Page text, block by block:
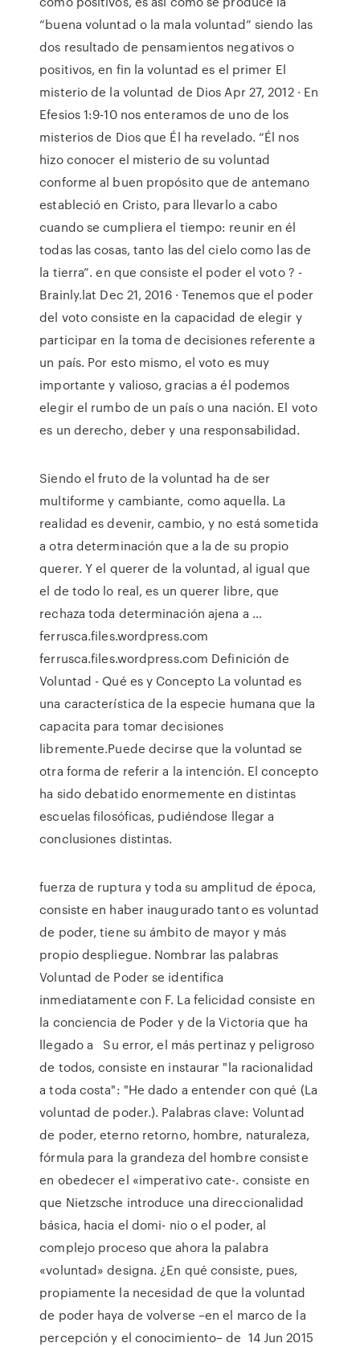
“buena voluntad o la mala voluntad” siendo las
dos resultado de pensamientos negativos o
positivos, en fin la voluntad es el primer El
misterio de la voluntad de Dios Apr 27, 2012 · En
Efesios 1:9-10 nos enteramos de uno de los
misterios de Dios que Él ha revelado. “Él nos
hizo conocer el misterio de su voluntad
conforme al buen propósito que de antemano
estableció en Cristo, para llevarlo a cabo
cuando se cumpliera el tiempo: reunir en él
todas las cosas, tanto las del cielo como las de
la tierra”. en que consiste el poder el voto ? -
Brainly.lat Dec 21, 2016 · Tenemos que el poder
del voto consiste en la capacidad de elegir y
participar en la toma de decisiones referente a
un país. Por esto mismo, el voto es muy
importante y valioso, gracias a él podemos
elegir el rumbo de un país o una nación. El voto
es un derecho, deber y una responsabilidad.
Siendo el fruto de la voluntad ha de ser
multiforme y cambiante, como aquella. La
realidad es devenir, cambio, y no está sometida
a otra determinación que a la de su propio
querer. Y el querer de la voluntad, al igual que
el de todo lo real, es un querer libre, que
rechaza toda determinación ajena a …
ferrusca.files.wordpress.com
ferrusca.files.wordpress.com Definición de
Voluntad - Qué es y Concepto La voluntad es
una característica de la especie humana que la
capacita para tomar decisiones
libremente.Puede decirse que la voluntad se
otra forma de referir a la intención. El concepto
ha sido debatido enormemente en distintas
escuelas filosóficas, pudiéndose llegar a
conclusiones distintas.
fuerza de ruptura y toda su amplitud de época,
consiste en haber inaugurado tanto es voluntad
de poder, tiene su ámbito de mayor y más
propio despliegue. Nombrar las palabras
Voluntad de Poder se identifica
inmediatamente con F. La felicidad consiste en
la conciencia de Poder y de la Victoria que ha
llegado a Su error, el más pertinaz y peligroso
de todos, consiste en instaurar "la racionalidad
a toda costa": "He dado a entender con qué (La
voluntad de poder.). Palabras clave: Voluntad
de poder, eterno retorno, hombre, naturaleza,
fórmula para la grandeza del hombre consiste
en obedecer el «imperativo cate-. consiste en
que Nietzsche introduce una direccionalidad
básica, hacia el domi- nio o el poder, al
complejo proceso que ahora la palabra
«voluntad» designa. ¿En qué consiste, pues,
propiamente la necesidad de que la voluntad
de poder haya de volverse –en el marco de la
percepción y el conocimiento– de 14 Jun 2015